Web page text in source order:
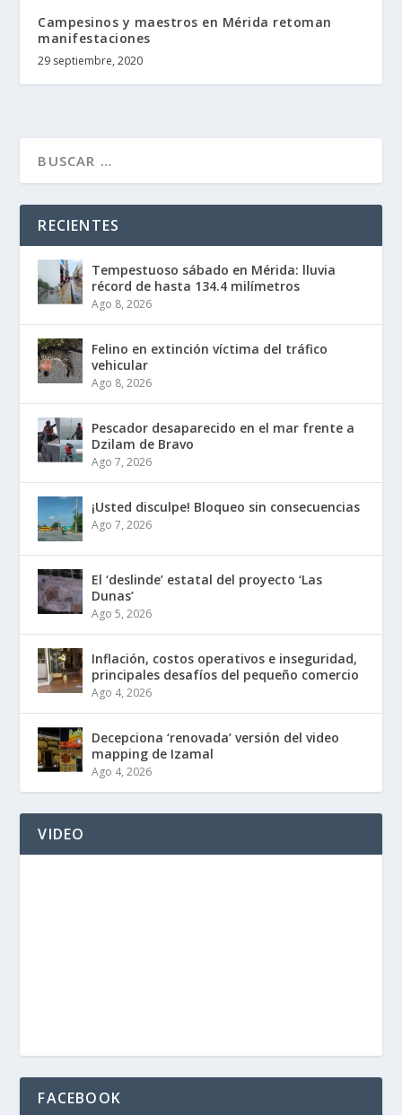
Campesinos y maestros en Mérida retoman
manifestaciones
29 septiembre, 2020
RECIENTES
Tempestuoso sábado en Mérida: lluvia
récord de hasta 134.4 milímetros
Ago 8, 2026
Felino en extinción víctima del tráfico
vehicular
Ago 8, 2026
Pescador desaparecido en el mar frente a
Dzilam de Bravo
Ago 7, 2026
¡Usted disculpe! Bloqueo sin consecuencias
Ago 7, 2026
El ‘deslinde’ estatal del proyecto ‘Las
Dunas’
Ago 5, 2026
Inflación, costos operativos e inseguridad,
principales desafíos del pequeño comercio
Ago 4, 2026
Decepciona ‘renovada’ versión del video
mapping de Izamal
Ago 4, 2026
VIDEO
FACEBOOK